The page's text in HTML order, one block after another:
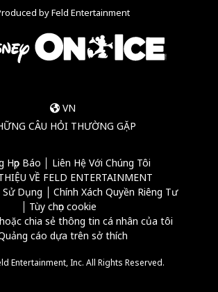
by Feld Entertainment
VN
CÂU HỎI THƯỜNG GẶP
Họp Báo
Liên Hệ Với Chúng Tôi
VỀ FELD ENTERTAINMENT
Dụng
Chính Xách Quyền Riêng Tư
Tùy chọn cookie
chia sẻ thông tin cá nhân của tôi
cáo dựa trên sở thích
Entertainment, Inc. All Rights Reserved.